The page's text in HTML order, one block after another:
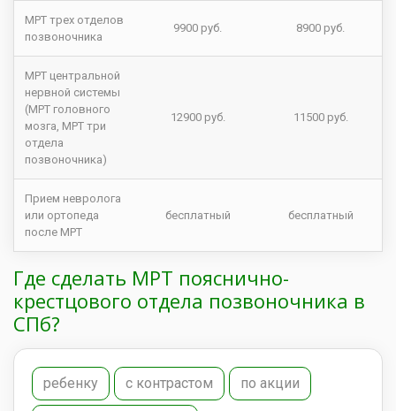
МРТ трех отделов
позвоночника
9900 руб. 8900 руб.
МРТ центральной
нервной системы
(МРТ головного
мозга, МРТ три
отдела
позвоночника)
12900 руб. 11500 руб.
Прием невролога
или ортопеда
после МРТ
бесплатный бесплатный
Где сделать МРТ пояснично-
крестцового отдела позвоночника в
СПб?
ребенку с контрастом по акции